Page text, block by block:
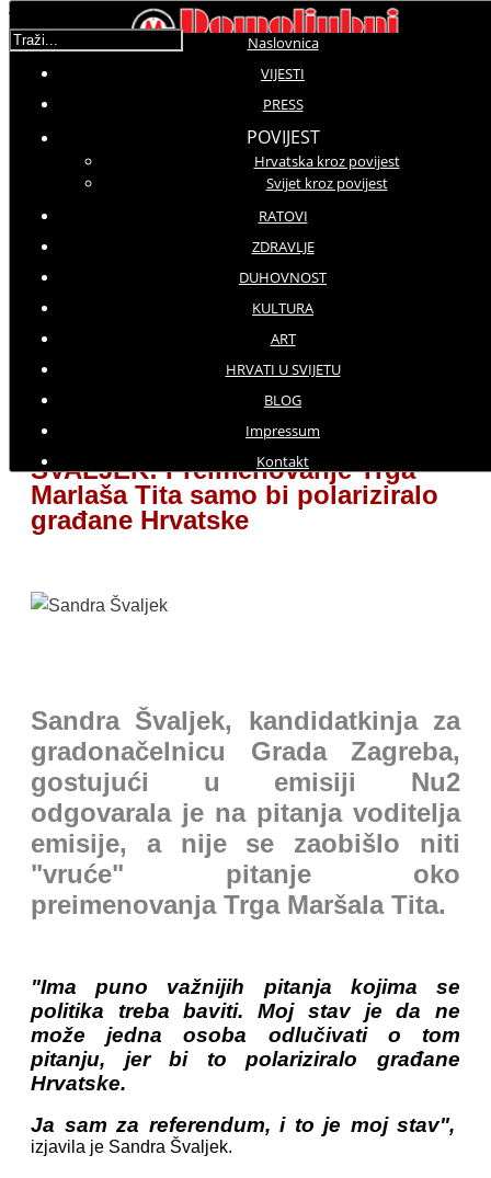
Naslovnica
VIJESTI
PRESS
POVIJEST
Hrvatska kroz povijest
Svijet kroz povijest
RATOVI
ZDRAVLJE
DUHOVNOST
KULTURA
ART
HRVATI U SVIJETU
BLOG
Impressum
Kontakt
Traži...
Novosti Iz Domovine
Kategorija:
Vijesti iz domovine
na pitanje o preimenovanju jednog od najljepših
trgova u Hrvatskoj
ŠVALJEK: Preimenovanje Trga
Marlaša Tita samo bi polariziralo
građane Hrvatske
Sandra Švaljek, kandidatkinja za
gradonačelnicu Grada Zagreba,
gostujući u emisiji Nu2
odgovarala je na pitanja voditelja
emisije, a nije se zaobišlo niti
"vruće" pitanje oko
preimenovanja Trga Maršala Tita.
"Ima puno važnijih pitanja kojima se
politika treba baviti.Moj stav je da ne
može jedna osoba odlučivati o tom
pitanju, jer bi to polariziralo građane
Hrvatske.
Ja sam za referendum, i to je moj stav",
izjavila je Sandra Švaljek.